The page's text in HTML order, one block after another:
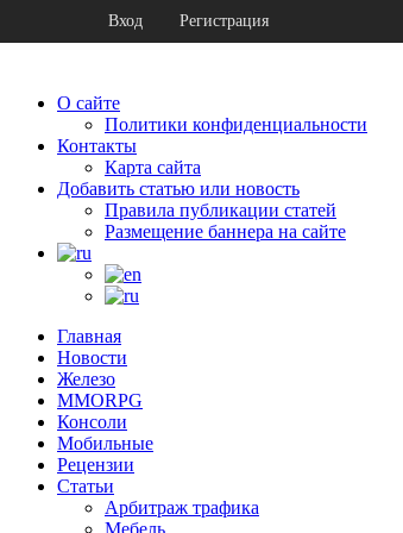
О сайте
Политики конфиденциальности
Контакты
Карта сайта
Добавить статью или новость
Правила публикации статей
Размещение баннера на сайте
Главная
Новости
Железо
MMORPG
Консоли
Мобильные
Рецензии
Статьи
Арбитраж трафика
Мебель
Вход Регистрация